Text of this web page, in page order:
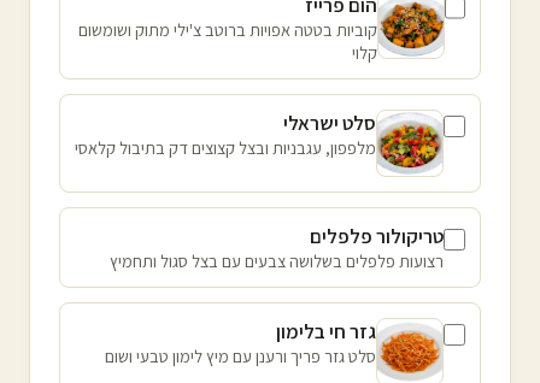
קוביות בטטה אפויות ברוטב צ'ילי מתוק ושומשום
קלוי
סלט ישראלי
מלפפון, עגבניות ובצל קצוצים דק בתיבול קלאסי
טריקולור פלפלים
רצועות פלפלים בשלושה צבעים עם בצל סגול ותחמיץ
גזר חי בלימון
סלט גזר פריך ורענן עם מיץ לימון טבעי ושום